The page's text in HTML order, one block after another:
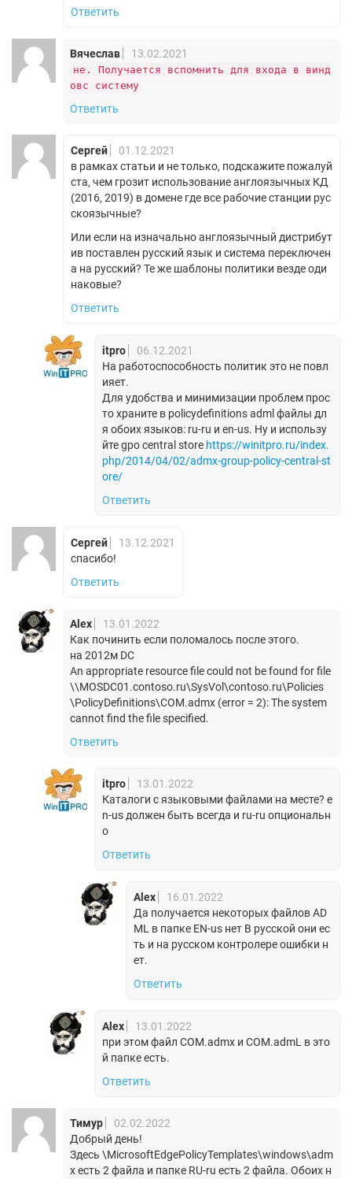
Ответить
Вячеслав 13.02.2021
не. Получается вспомнить для входа в винд
овс систему
Ответить
Сергей
01.12.2021
в рамках статьи и не только, подскажите пожалуй
ста, чем грозит использование англоязычных КД
(2016, 2019) в домене где все рабочие станции рус
скоязычные?
Или если на изначально англоязычный дистрибут
ив поставлен русский язык и система переключен
а на русский? Те же шаблоны политики везде оди
наковые?
Ответить
itpro
06.12.2021
На работоспособность политик это не повл
ияет.
Для удобства и минимизации проблем прос
то храните в policydefinitions adml файлы дл
я обоих языков: ru-ru и en-us. Ну и использу
йте gpo central store https://winitpro.ru/index.
php/2014/04/02/admx-group-policy-central-st
ore/
Ответить
Сергей
13.12.2021
спасибо!
Ответить
Alex
13.01.2022
Как починить если поломалось после этого.
на 2012м DC
An appropriate resource file could not be found for file
\\MOSDC01.сontoso.ru\SysVol\сontoso.ru\Policies
\PolicyDefinitions\COM.admx (error = 2): The system
cannot find the file specified.
Ответить
itpro
13.01.2022
Каталоги с языковыми файлами на месте? e
n-us должен быть всегда и ru-ru опциональн
о
Ответить
Alex
16.01.2022
Да получается некоторых файлов AD
ML в папке EN-us нет В русской они ес
ть и на русском контролере ошибки н
ет.
Ответить
Alex
13.01.2022
при этом файл COM.admx и COM.admL в это
й папке есть.
Ответить
Тимур
02.02.2022
Добрый день!
Здесь \MicrosoftEdgePolicyTemplates\windows\adm
x есть 2 файла и папке RU-ru есть 2 файла. Обоих н